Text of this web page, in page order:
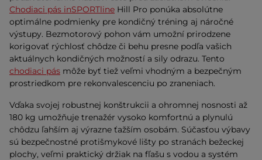
Chodiaci pás inSPORTline Hill Pro ponúka absolútne
optimálne podmienky pre kondičný tréning aj náročné
výstupy. Bezmotorový pohon vám umožní prirodzene
korigovať rýchlosť chôdze či behu presne podľa vašich
aktuálnych kondičných možností a sily odrazu. Tento
chodiaci pás môže byť tiež veľmi vhodným a bezpečným
prostriedkom pre rekonvalescenciu po zraneniach.
Vďaka svojej robustnej konštrukcii a ohromnej nosnosti až
180 kg umožňuje trenažér vysoko komfortnú a plynulú
chôdzu ľahším aj výrazne ťažším osobám. Súčasťou výbavy
sú bezpečnostné protišmykové lišty po stranách bežeckej
plochy, veľmi praktický držiak na fľašu s vodou a systém